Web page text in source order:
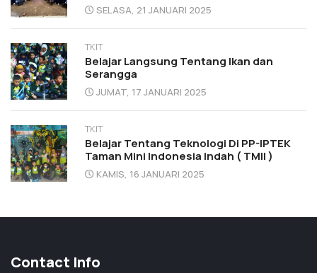
SELASA, 21 JANUARI 2025
TKIT
Belajar Langsung Tentang Ikan dan
Serangga
JUMAT, 17 JANUARI 2025
TKIT
Belajar Tentang Teknologi Di PP-IPTEK
Taman Mini Indonesia Indah ( TMII )
KAMIS, 16 JANUARI 2025
Contact Info